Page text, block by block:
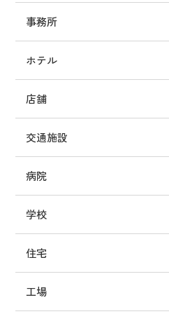
事務所
ホテル
店舗
交通施設
病院
学校
住宅
工場